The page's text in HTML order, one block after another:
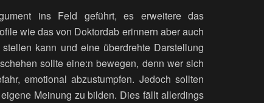
ins Feld geführt, es erweitere das
wie das von Doktordab erinnern aber auch
kann und eine überdrehte Darstellung
sollte eine:n bewegen, denn wer sich
emotional abzustumpfen. Jedoch sollten
Meinung zu bilden. Dies fällt allerdings